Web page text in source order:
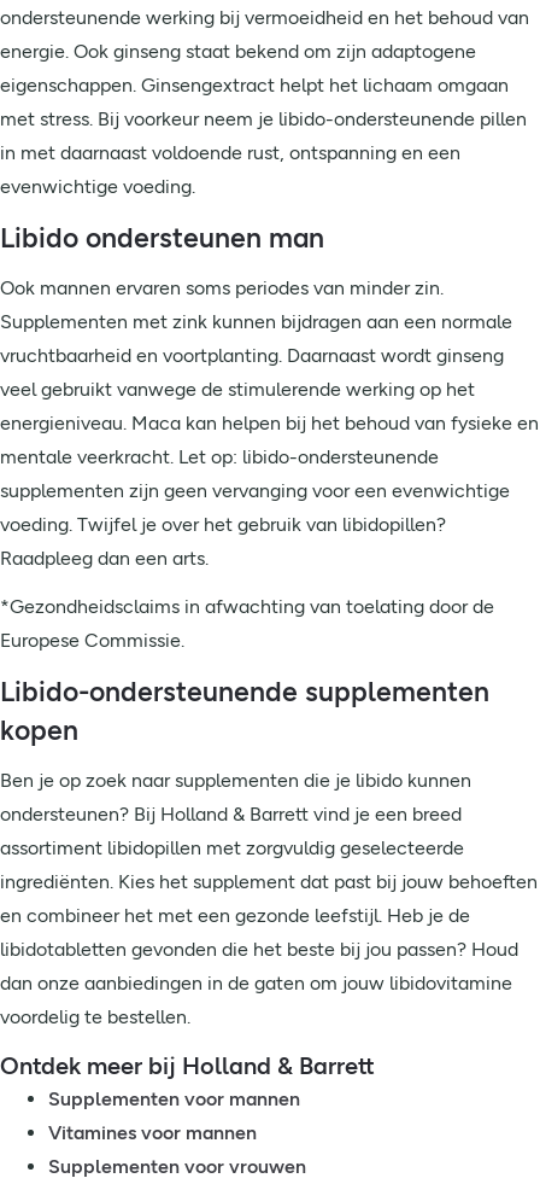
ondersteunende werking bij vermoeidheid en het behoud van
energie. Ook ginseng staat bekend om zijn adaptogene
eigenschappen. Ginsengextract helpt het lichaam omgaan
met stress. Bij voorkeur neem je libido-ondersteunende pillen
in met daarnaast voldoende rust, ontspanning en een
evenwichtige voeding.
Libido ondersteunen man
Ook mannen ervaren soms periodes van minder zin.
Supplementen met zink kunnen bijdragen aan een normale
vruchtbaarheid en voortplanting. Daarnaast wordt ginseng
veel gebruikt vanwege de stimulerende werking op het
energieniveau. Maca kan helpen bij het behoud van fysieke en
mentale veerkracht. Let op: libido-ondersteunende
supplementen zijn geen vervanging voor een evenwichtige
voeding. Twijfel je over het gebruik van libidopillen?
Raadpleeg dan een arts.
*Gezondheidsclaims in afwachting van toelating door de
Europese Commissie.
Libido-ondersteunende supplementen
kopen
Ben je op zoek naar supplementen die je libido kunnen
ondersteunen? Bij Holland & Barrett vind je een breed
assortiment libidopillen met zorgvuldig geselecteerde
ingrediënten. Kies het supplement dat past bij jouw behoeften
en combineer het met een gezonde leefstijl. Heb je de
libidotabletten gevonden die het beste bij jou passen? Houd
dan onze aanbiedingen in de gaten om jouw libidovitamine
voordelig te bestellen.
Ontdek meer bij Holland & Barrett
Supplementen voor mannen
Vitamines voor mannen
Supplementen voor vrouwen